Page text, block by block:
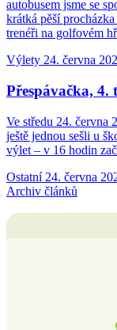
autobusem jsme se
krátká pěší
trenéři na golfovém
Výlety 24. června
Přespávačka, 4.
Ve středu 24. června
ještě jednou sešli u
výlet – v 16 hodin
Ostatní 24. června
Archiv článků